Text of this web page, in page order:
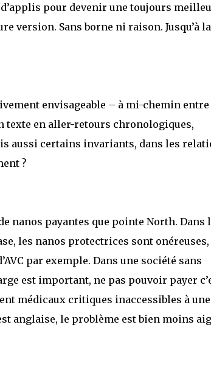
pour devenir une toujours
version. Sans borne ni raison. Jusqu’à la
envisageable – à mi-chemin entre
texte en aller-retours chronologiques,
aussi certains invariants, dans les
?
nanos payantes que pointe North. Dans
les nanos protectrices sont onéreuses,
par exemple. Dans une société sans
est important, ne pas pouvoir payer
médicaux critiques inaccessibles à une
anglaise, le problème est bien moins